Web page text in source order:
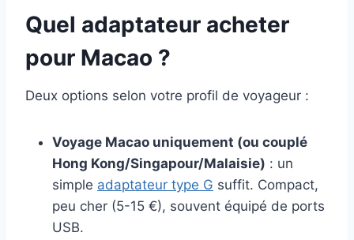
Quel adaptateur acheter
pour Macao ?
Deux options selon votre profil de voyageur :
Voyage Macao uniquement (ou couplé
Hong Kong/Singapour/Malaisie) : un
simple adaptateur type G suffit. Compact,
peu cher (5-15 €), souvent équipé de ports
USB.